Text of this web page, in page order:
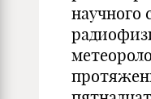
научного